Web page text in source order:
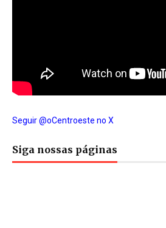
Seguir @oCentroeste no X
Siga nossas páginas